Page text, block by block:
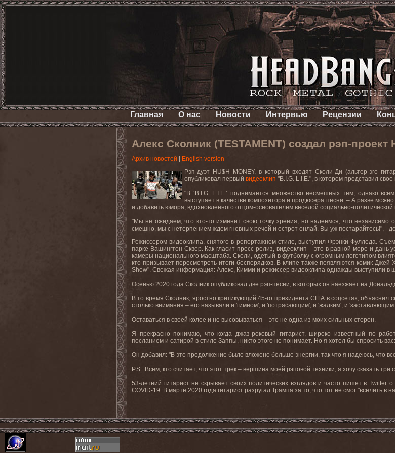
Главная О нас Новости Интервью Рецензии
Алекс Сколник (TESTAMENT) создал рэп-проект
Архив новостей
English version
Рэп-дуэт HU$H MONEY,в который входят Сколи-Ди (альтер-эго
опубликовал первый видеоклип "B.I.G. L.I.E.", в котором представил
"В ‘ B.I .G. L. .E.’ поднимается множество несмешных тем, однако
выступает в качестве композитора и продюсера песни. – А разве можно
и добавить юмора, вдохновленного отцом-основателем веселой социально-
"Мы не ожидаем, что кто-то изменит свою точку зрения, но надеемся, что независимо
смешно, мы с нетерпением ждем гневных речей и острот онлай. Вы уж постарайтесь!", -
Режиссером видеоклипа, снятого в репортажном стиле, выступил Фрэнки Фулледа.
парке Вашингтон-Сквер. Как гласит пресс-релиз, видеоклип – это в равной мере и
камеры национального масштаба. Сколи, одетый в футболку с огромным логотипом
кто призывает пересмотреть итоги беспорядков. В клипе также появляются комик
Show". Свежая информация: Алекс, Кимми и режиссер видеоклипа однажды выступили в
Осенью 2020 года Сколник опубликовал две рэп-песни, в которых он наезжает на
В то время Сколник, яростно критикующий 45-го президента США в соцсетях, объяснил
столько внимания – его называли и 'гимном', и 'потрясающим', и 'жалким', и
Оставаться в своей колее и не высовываться – это не одна из моих сильных сторон.
Я прекрасно понимаю, что когда джаз-роковый гитарист, широко известный по
посланием и сатирой в стиле Заппы, никто этого не понимает. Но я хотел бы спросить
Он добавил: "В это продолжение было вложено больше энергии, так что я надеюсь, что
P.S.: Всем, кто считает, что этот трек – вершина моей рэповой техники, я хочу
53-летний гитарист не скрывает своих политических взглядов и часто пишет в
COVID-19. В марте 2020 года гитарист разругал Трампа за то, что тот не смог "вселить в